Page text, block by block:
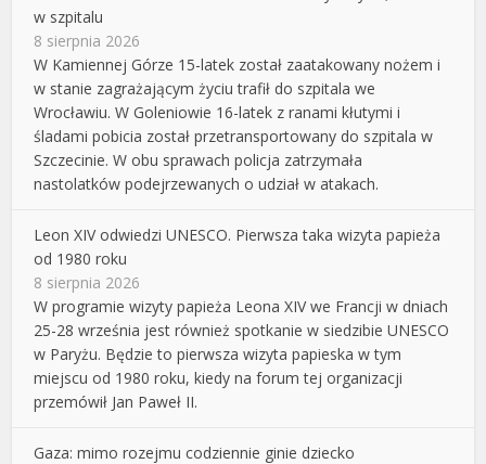
w szpitalu
8 sierpnia 2026
W Kamiennej Górze 15-latek został zaatakowany nożem i
w stanie zagrażającym życiu trafił do szpitala we
Wrocławiu. W Goleniowie 16-latek z ranami kłutymi i
śladami pobicia został przetransportowany do szpitala w
Szczecinie. W obu sprawach policja zatrzymała
nastolatków podejrzewanych o udział w atakach.
Leon XIV odwiedzi UNESCO. Pierwsza taka wizyta papieża
od 1980 roku
8 sierpnia 2026
W programie wizyty papieża Leona XIV we Francji w dniach
25-28 września jest również spotkanie w siedzibie UNESCO
w Paryżu. Będzie to pierwsza wizyta papieska w tym
miejscu od 1980 roku, kiedy na forum tej organizacji
przemówił Jan Paweł II.
Gaza: mimo rozejmu codziennie ginie dziecko